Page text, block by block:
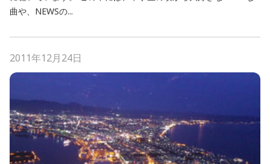
曲や、NEWSの...
2011年12月24日